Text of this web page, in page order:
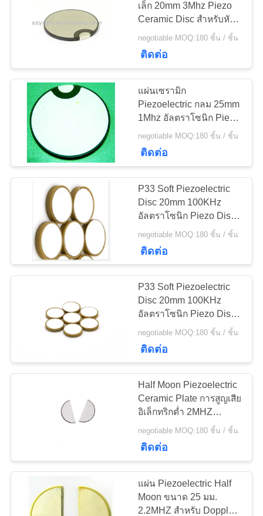
เซ็นเซอร์วัดระยะห่าง
อัลตราโซนิก
เซ็นเซอร์อัลตรา
โซนิคใต้น้ำ
12
Transducer เชื่อม
อัลตราโซนิก
เครื่องวัดอัตราการ
ไหลของอัลตราโซนิก
15
เล็ก 20mm 3Mhz Piezo
Ceramic Disc สำหรับหัว
ความงาม
negotiable MOQ:180 ชิ้น / ชิ้น
ติดต่อ
แผ่นเซรามิก
Piezoelectric กลม 25mm
1Mhz อัลตราโซนิก Piezo
Disc ขนาดเล็ก
negotiable MOQ:180 ชิ้น / ชิ้น
ติดต่อ
P33 Soft Piezoelectric
Disc 20mm 100KHz
อัลตราโซนิก Piezo Disc
สำหรับ Hydrophone
negotiable MOQ:180 ชิ้น / ชิ้น
ติดต่อ
P33 Soft Piezoelectric
Disc 20mm 100KHz
อัลตราโซนิก Piezo Disc
สำหรับสมุทรศาสตร์
negotiable MOQ:180 ชิ้น / ชิ้น
ติดต่อ
Half Moon Piezoelectric
Ceramic Plate การสูญเสีย
อิเล็กทริกต่ำ 2MHZ
สำหรับ Doppler ของทารก
negotiable MOQ:180 ชิ้น / ชิ้น
ติดต่อ
แผ่น Piezoelectric Half
Moon ขนาด 25 มม.
2.2MHZ สำหรับ Doppler